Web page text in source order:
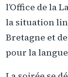
l’Office de la
la situation
Bretagne et
pour la